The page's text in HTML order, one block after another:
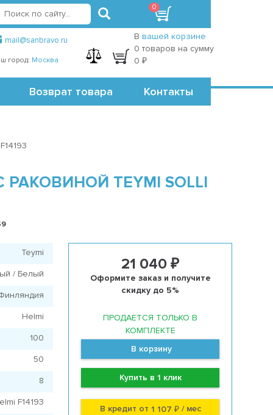
Точки самовывоза
mail@sanbravo.ru
город: Москва
регистрация
В вашей корзине
0 товаров на сумму
0 ₽
Возврат товара Контакты
0
TEYMI SOLLI
21 040 ₽
Оформите заказ и получите
скидку до 5%
ПРОДАЕТСЯ ТОЛЬКО В
КОМПЛЕКТЕ
В корзину
Купить в 1 клик
В кредит от 1 107 ₽/ мес
Teymi
/ Белый
Helmi
100
50
8
F14193